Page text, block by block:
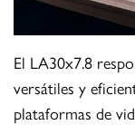
El LA30x7.8
versátiles y
plataformas de